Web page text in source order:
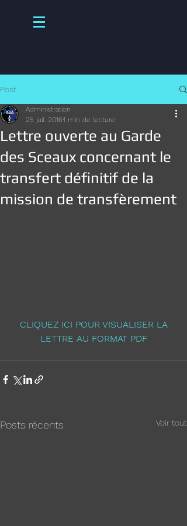
Post
Lettre ouverte au Garde
des Sceaux concernant le
transfert définitif de la
mission de transfèrement
Administration
25 juil. 20161 min de lecture
LETTRE AU FORMAT PDF
Posts récents Voir tout